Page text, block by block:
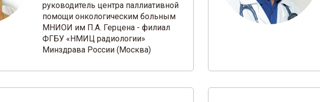
руководитель центра паллиативной
помощи онкологическим больным
МНИОИ им П.А. Герцена - филиал
ФГБУ «НМИЦ радиологии»
Минздрава России (Москва)